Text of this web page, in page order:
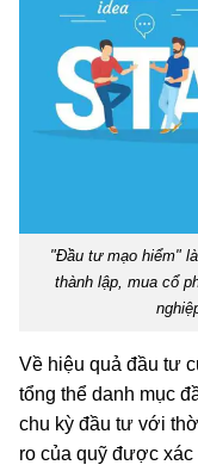
"Đầu tư mạo hiểm"
thành lập, mua cổ
Về hiệu quả đầu tư
tổng thể danh mục
chu kỳ đầu tư với
ro của quỹ được